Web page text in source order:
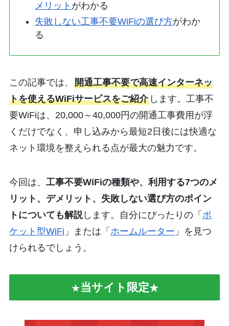
メリット がわかる
失敗しない工事不要WiFiの選び方がわか
る
この記事では、 開通工事不要で高速インターネッ
トを使えるWiFiサービスをご紹介します。工事不
要WiFiは、20,000～40,000円の開通工事費用が浮
くだけでなく、申し込みから最短2日後には快適な
ネット環境を整えられる点が最大の魅力です。
今回は、 工事不要WiFiの種類や、利用する7つのメ
リット、デメリット、失敗しない選び方のポイン
トについても解説します。自分にぴったりの「 ポ
ケット型WiFi 」または「 ホームルーター 」を見つ
けられるでしょう。
★当サイト限定★